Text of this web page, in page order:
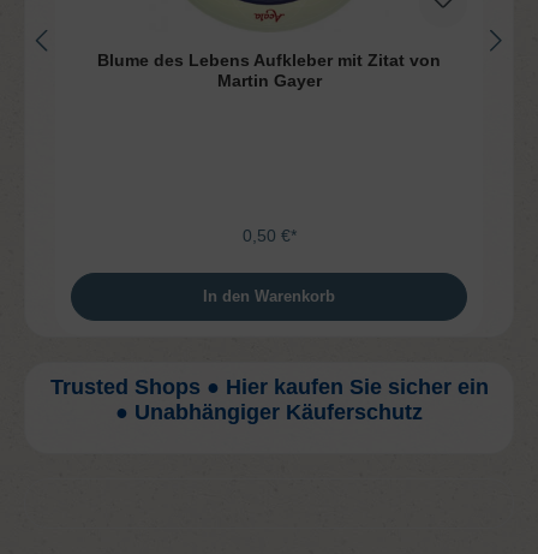
Blume des Lebens Aufkleber mit Zitat von
Martin Gayer
0,50 €*
In den Warenkorb
Trusted Shops ● Hier kaufen Sie sicher ein
● Unabhängiger Käuferschutz